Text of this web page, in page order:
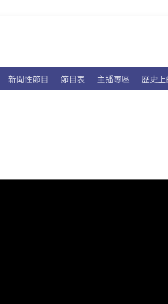
新聞性節目 節目表 主播專區 歷史